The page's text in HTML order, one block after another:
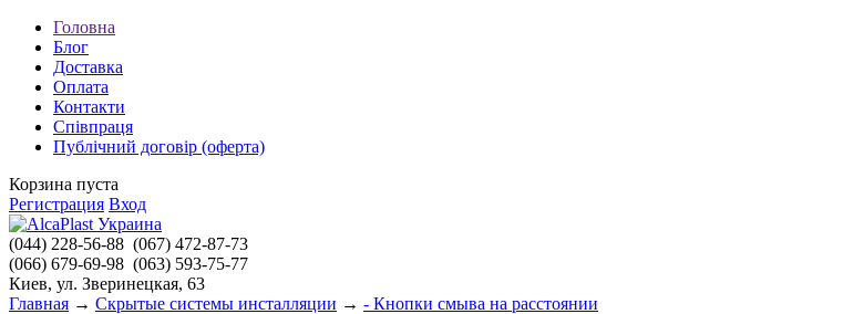
Головна
Блог
Доставка
Оплата
Контакти
Співпраця
Публічний договір (оферта)
Корзина пуста
Регистрация Вход
(044) 228-56-88 (067) 472-87-73
(066) 679-69-98 (063) 593-75-77
Киев, ул. Зверинецкая, 63
Главная → Скрытые системы инсталляции → - Кнопки смыва на расстоянии